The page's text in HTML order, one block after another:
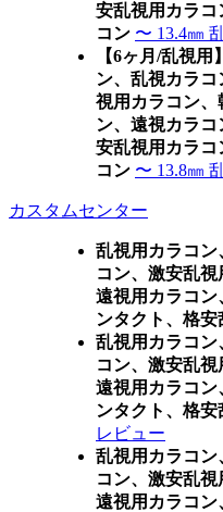
安乱視用カラコ
コン 〜 13.4㎜
【6ヶ月/乱視
ン、乱視カラ
視用カラコン、
ン、遠視カラ
安乱視用カラコ
コン 〜 13.8㎜
カスタムセンター
乱視用カラコン
コン、激安乱視
遠視用カラコン
ンタクト、格
乱視用カラコン
コン、激安乱視
遠視用カラコン
ンタクト、格
レビュー
乱視用カラコン
コン、激安乱視
遠視用カラコン